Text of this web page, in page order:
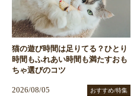
猫の遊び時間は足りてる？ひとり
時間もふれあい時間も満たすおも
ちゃ選びのコツ
2026/08/05 おすすめ/特集